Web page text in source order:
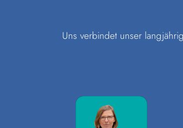
Uns verbindet unser